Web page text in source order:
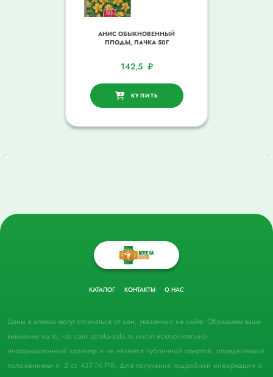
АНИС ОБЫКНОВЕННЫЙ
ПЛОДЫ, ПАЧКА 50Г
142,5 ₽
КУПИТЬ
КАТАЛОГ КОНТАКТЫ О НАС
Цены в аптеках могут отличаться от цен, указанных на сайте. Обращаем ваше
внимание на то, что сайт apteka-solo.ru носит исключительно
информационный характер и не является публичной офертой, определяемой
положениями п. 2 ст. 437 ГК РФ. Для получения подробной информации о